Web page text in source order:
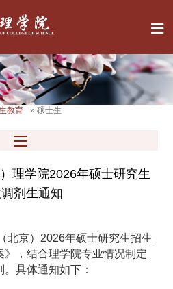
教育 » 硕士生
理学院2026年硕士研究生
剂生通知
北京） 2026年硕士研究生招生
，结合理学院专业情况制定
具体通知如下：